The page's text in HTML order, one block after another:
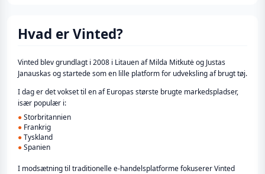
Hvad er Vinted?
Vinted blev grundlagt i 2008 i Litauen af Milda Mitkutė og Justas
Janauskas og startede som en lille platform for udveksling af brugt tøj.
I dag er det vokset til en af Europas største brugte markedspladser,
især populær i:
●Storbritannien
● Frankrig
●Tyskland
●Spanien
I modsætning til traditionelle e-handelsplatforme fokuserer Vinted